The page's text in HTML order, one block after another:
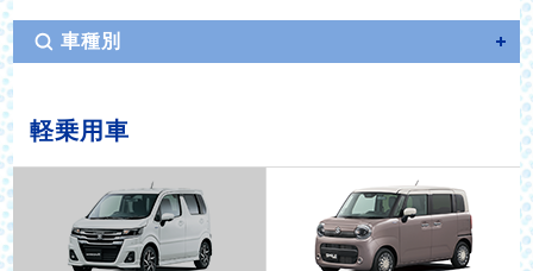
車種別
軽乗用車